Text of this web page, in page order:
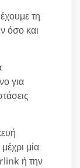
έχουμε τη
όσο και
για
μία
ή την